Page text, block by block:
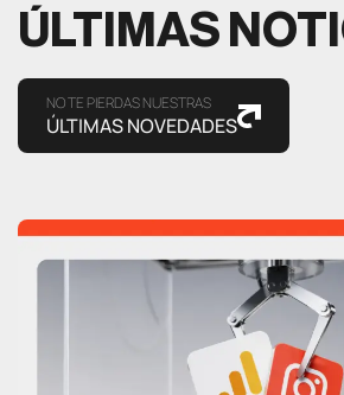
ÚLTIMAS
NO TE PIERDAS NUESTRAS
ÚLTIMAS NOVEDADES